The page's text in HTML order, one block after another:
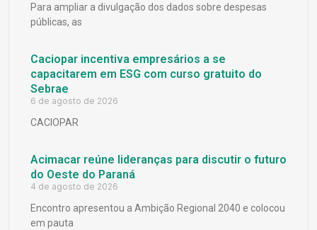
Para ampliar a divulgação dos dados sobre despesas
públicas, as
Caciopar incentiva empresários a se
capacitarem em ESG com curso gratuito do
Sebrae
6 de agosto de 2026
CACIOPAR
Acimacar reúne lideranças para discutir o futuro
do Oeste do Paraná
4 de agosto de 2026
Encontro apresentou a Ambição Regional 2040 e colocou
em pauta